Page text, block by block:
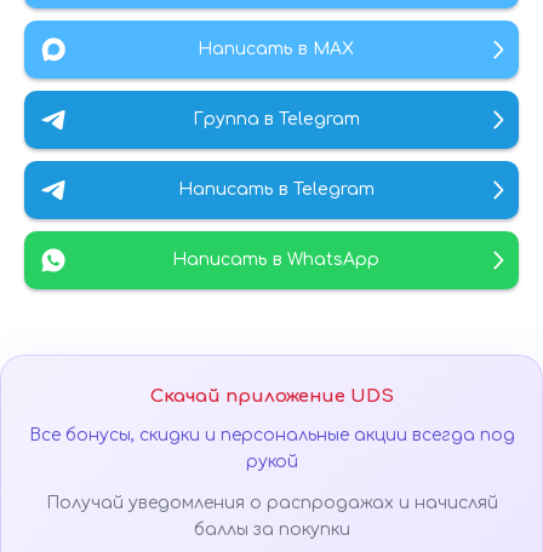
Написать в MAX
Группа в Telegram
Написать в Telegram
Написать в WhatsApp
Скачай приложение UDS
Все бонусы, скидки и персональные акции всегда под
рукой
Получай уведомления о распродажах и начисляй
баллы за покупки